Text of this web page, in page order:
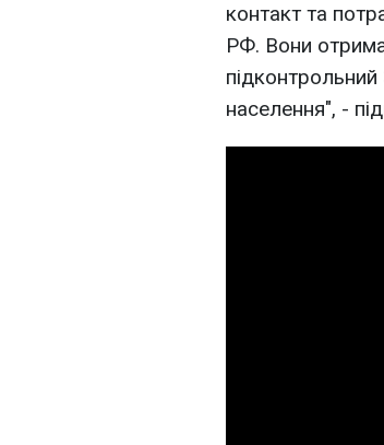
контакт та
РФ. Вони
населення", -